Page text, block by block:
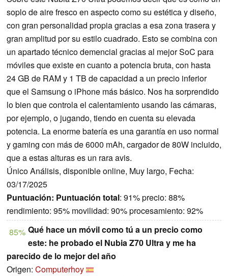
soplo de aire fresco en aspecto como su estética y diseño,
con gran personalidad propia gracias a esa zona trasera y
gran amplitud por su estilo cuadrado. Esto se combina con
un apartado técnico demencial gracias al mejor SoC para
móviles que existe en cuanto a potencia bruta, con hasta
24 GB de RAM y 1 TB de capacidad a un precio inferior
que el Samsung o iPhone más básico. Nos ha sorprendido
lo bien que controla el calentamiento usando las cámaras,
por ejemplo, o jugando, tiendo en cuenta su elevada
potencia. La enorme batería es una garantía en uso normal
y gaming con más de 6000 mAh, cargador de 80W incluido,
que a estas alturas es un rara avis.
Único Análisis, disponible online, Muy largo, Fecha:
03/17/2025
Puntuación: Puntuación total: 91% precio: 88%
rendimiento: 95% movilidad: 90% procesamiento: 92%
85% Qué hace un móvil como tú a un precio como
este: he probado el Nubia Z70 Ultra y me ha
parecido de lo mejor del año
Origen: Computerhoy